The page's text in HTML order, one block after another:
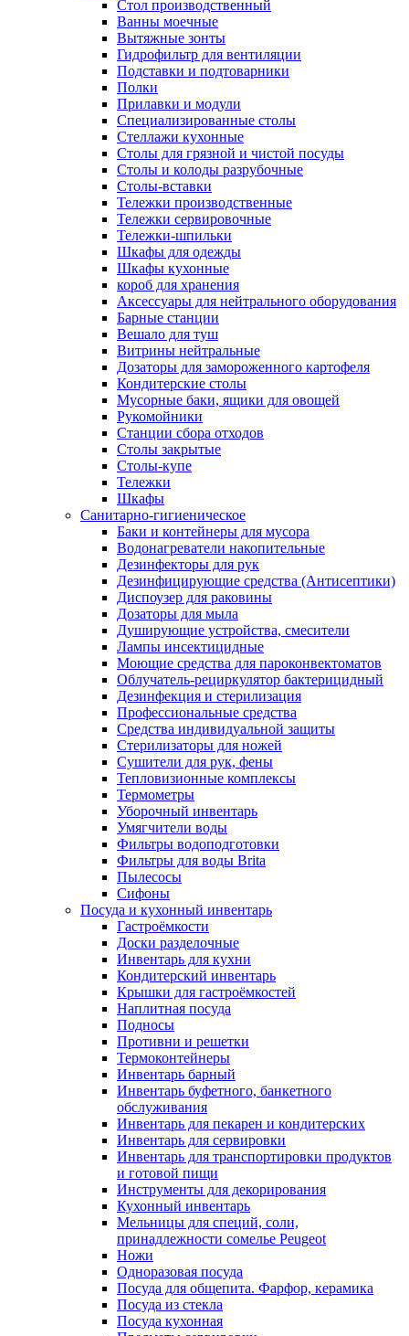
Cтол производственный
Ванны моечные
Вытяжные зонты
Гидрофильтр для вентиляции
Подставки и подтоварники
Полки
Прилавки и модули
Специализированные столы
Стеллажи кухонные
Столы для грязной и чистой посуды
Столы и колоды разрубочные
Столы-вставки
Тележки производственные
Тележки сервировочные
Тележки-шпильки
Шкафы для одежды
Шкафы кухонные
короб для хранения
Аксессуары для нейтрального оборудования
Барные станции
Вешало для туш
Витрины нейтральные
Дозаторы для замороженного картофеля
Кондитерские столы
Мусорные баки, ящики для овощей
Рукомойники
Станции сбора отходов
Столы закрытые
Столы-купе
Тележки
Шкафы
Санитарно-гигиеническое
Баки и контейнеры для мусора
Водонагреватели накопительные
Дезинфекторы для рук
Дезинфицирующие средства (Антисептики)
Диспоузер для раковины
Дозаторы для мыла
Душирующие устройства, смесители
Лампы инсектицидные
Моющие средства для пароконвектоматов
Облучатель-рециркулятор бактерицидный
Дезинфекция и стерилизация
Профессиональные средства
Средства индивидуальной защиты
Стерилизаторы для ножей
Сушители для рук, фены
Тепловизионные комплексы
Термометры
Уборочный инвентарь
Умягчители воды
Фильтры водоподготовки
Фильтры для воды Brita
Пылесосы
Сифоны
Посуда и кухонный инвентарь
Гастроёмкости
Доски разделочные
Инвентарь для кухни
Кондитерский инвентарь
Крышки для гастроёмкостей
Наплитная посуда
Подносы
Противни и решетки
Термоконтейнеры
Инвентарь барный
Инвентарь буфетного, банкетного
обслуживания
Инвентарь для пекарен и кондитерских
Инвентарь для сервировки
Инвентарь для транспортировки продуктов
и готовой пищи
Инструменты для декорирования
Кухонный инвентарь
Мельницы для специй, соли,
принадлежности сомелье Peugeot
Ножи
Одноразовая посуда
Посуда для общепита. Фарфор, керамика
Посуда из стекла
Посуда кухонная